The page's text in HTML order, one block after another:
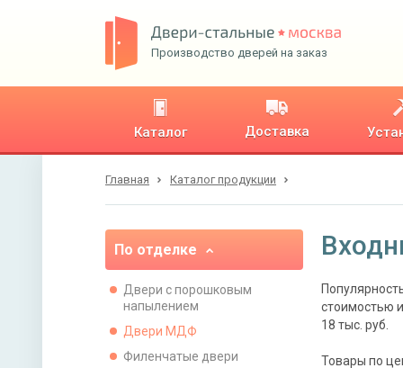
Производство дверей на заказ
Каталог Доставка
Главная Каталог продукции
По отделке
Двери с порошковым
напылением
Двери МДФ
Филенчатые двери
стоимостью
18 тыс. руб.
Товары по